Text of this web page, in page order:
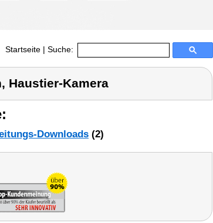
Startseite | Suche:
Haustier-Kamera
Downloads (2)